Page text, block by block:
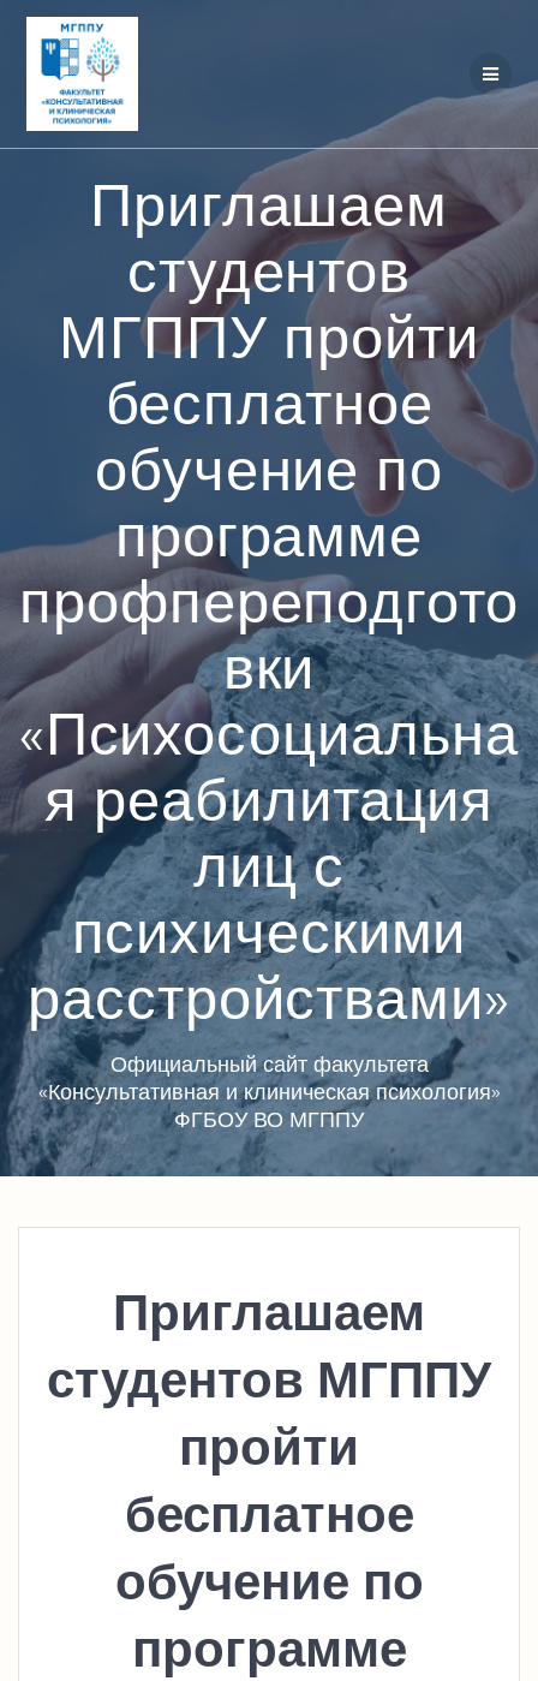
Приглашаем
студентов
МГППУ пройти
бесплатное
обучение по
программе
профпереподгото
вки
«Психосоциальна
я реабилитация
лиц с
психическими
расстройствами»
Официальный сайт факультета
«Консультативная и клиническая психология»
ФГБОУ ВО МГППУ
Приглашаем
студентов МГППУ
пройти
бесплатное
обучение по
программе